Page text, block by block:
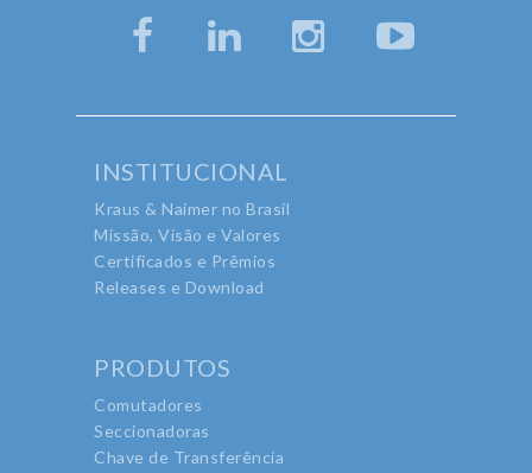
INSTITUCIONAL
Kraus & Naimer no Brasil
Missão, Visão e Valores
Certificados e Prêmios
Releases e Download
PRODUTOS
Comutadores
Seccionadoras
Chave de Transferência